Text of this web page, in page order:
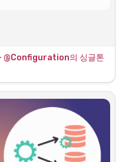
를 new로 생
를 new로 생성
소의 객체가 생성될 것으로 보여
@Configuration의 싱글톤